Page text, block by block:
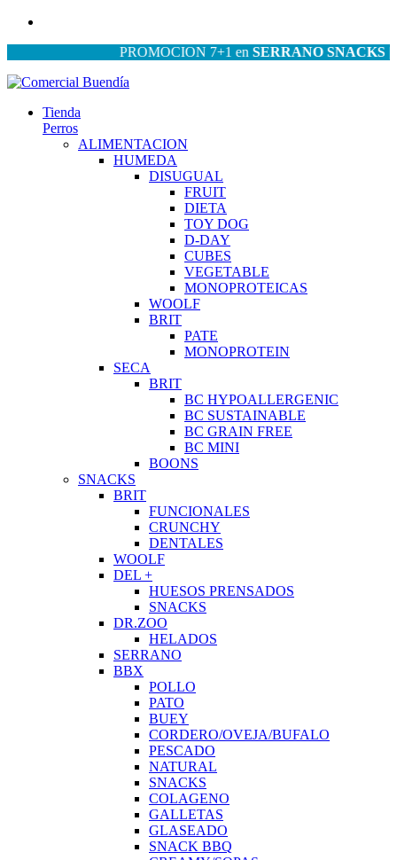
PROMOCION 7+1 enSERRANO SNACKS|
Tienda
Perros
ALIMENTACION
HUMEDA
DISUGUAL
FRUIT
DIETA
TOY DOG
D-DAY
CUBES
VEGETABLE
MONOPROTEICAS
WOOLF
BRIT
PATE
MONOPROTEIN
SECA
BRIT
BC HYPOALLERGENIC
BC SUSTAINABLE
BC GRAIN FREE
BC MINI
BOONS
SNACKS
BRIT
FUNCIONALES
CRUNCHY
DENTALES
WOOLF
DEL +
HUESOS PRENSADOS
SNACKS
DR.ZOO
HELADOS
SERRANO
BBX
POLLO
PATO
BUEY
CORDERO/OVEJA/BUFALO
PESCADO
NATURAL
SNACKS
COLAGENO
GALLETAS
GLASEADO
SNACK BBQ